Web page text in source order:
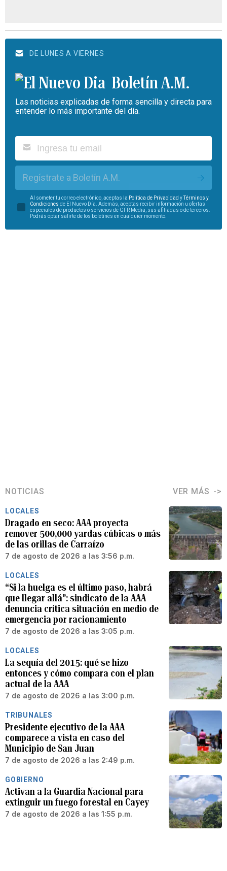
DE LUNES A VIERNES
Boletín A.M.
Las noticias explicadas de forma sencilla y directa para
entender lo más importante del día.
Regístrate a Boletín A.M.
Al someter tu correo electrónico, aceptas la Política de Privacidad yTérminos y
Condiciones de El Nuevo Día. Además, aceptas recibir información u ofertas
especiales de productos o servicios de GFR Media, sus afiliadas o de terceros.
Podrás optar salirte de los boletines en cualquier momento.
NOTICIAS VER MÁS
LOCALES
Dragado en seco: AAA proyecta
remover 500,000 yardas cúbicas o más
de las orillas de Carraízo
7 de agosto de 2026 a las 3:56 p.m.
LOCALES
“Si la huelga es el último paso, habrá
que llegar allá”: sindicato de la AAA
denuncia crítica situación en medio de
emergencia por racionamiento
7 de agosto de 2026 a las 3:05 p.m.
LOCALES
La sequía del 2015: qué se hizo
entonces y cómo compara con el plan
actual de la AAA
7 de agosto de 2026 a las 3:00 p.m.
TRIBUNALES
Presidente ejecutivo de la AAA
comparece a vista en caso del
Municipio de San Juan
7 de agosto de 2026 a las 2:49 p.m.
GOBIERNO
Activan a la Guardia Nacional para
extinguir un fuego forestal en Cayey
7 de agosto de 2026 a las 1:55 p.m.